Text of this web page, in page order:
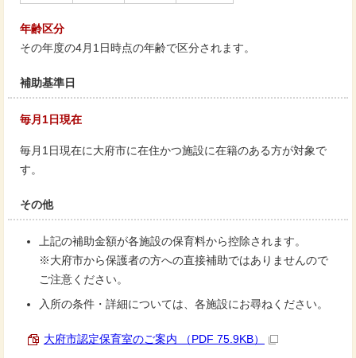
年齢区分
その年度の4月1日時点の年齢で区分されます。
補助基準日
毎月1日現在
毎月1日現在に大府市に在住かつ施設に在籍のある方が対象で
す。
その他
上記の補助金額が各施設の保育料から控除されます。
※大府市から保護者の方への直接補助ではありませんので
ご注意ください。
入所の条件・詳細については、各施設にお尋ねください。
大府市認定保育室のご案内 （PDF 75.9KB）